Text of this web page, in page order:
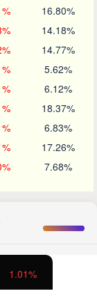
16.80%
14.18%
14.77%
5.62%
6.12%
18.37%
6.83%
17.26%
7.68%
1.01%